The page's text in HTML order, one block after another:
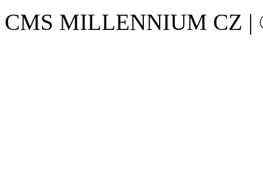
CMS MILLENNIUM CZ |